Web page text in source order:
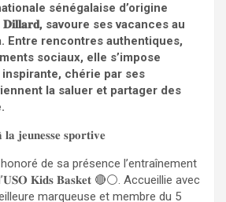
sénégalaise d’origine
savoure ses vacances au
Entre rencontres authentiques,
sociaux, elle s’impose
chérie par ses
la saluer et partager des
𝐣𝐞𝐮𝐧𝐞𝐬𝐬𝐞 𝐬𝐩𝐨𝐫𝐭𝐢𝐯𝐞
de sa présence l’entraînement
𝐊𝐢𝐝𝐬 𝐁𝐚𝐬𝐤𝐞𝐭 🔴⚪️. Accueillie avec
marqueuse et membre du 5